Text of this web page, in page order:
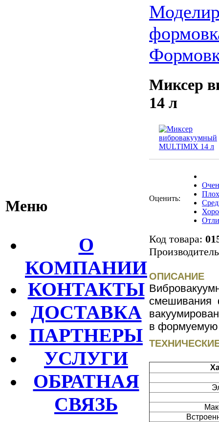
Меню
О
КОМПАНИИ
КОНТАКТЫ
ДОСТАВКА
ПАРТНЕРЫ
УСЛУГИ
ОБРАТНАЯ
СВЯЗЬ
Миксер
14 л
Оценить:
Код товара:
ОПИСАНИЕ
смешивания
в формуемую